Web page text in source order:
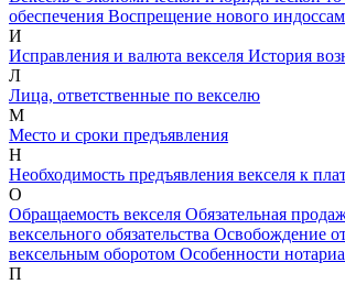
обеспечения Воспрещение нового
И
Исправления и валюта векселя История
Л
Лица, ответственные по векселю
М
Место и сроки предъявления
Н
Необходимость предъявления векселя к
О
Обращаемость векселя Обязательная
вексельного обязательства Освобождение
вексельным оборотом Особенности
П